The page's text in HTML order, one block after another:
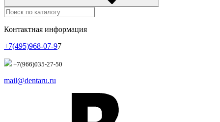
Контактная информация
+7(495)968-07-97
+7(966)035-27-50
mail@dentaru.ru